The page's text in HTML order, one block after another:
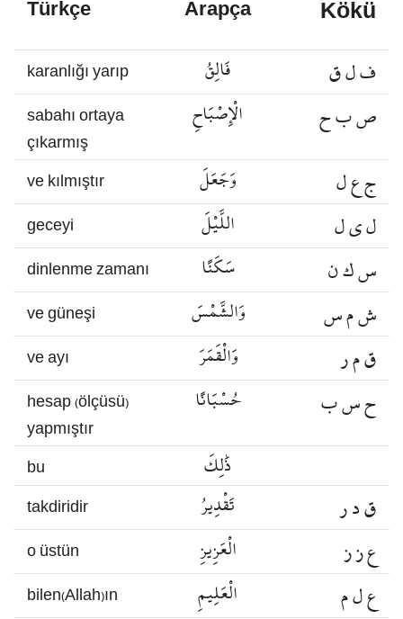
Türkçe Arapça Kökü
karanlığı yarıp فَالِقُ ف ل ق
sabahı ortaya
çıkarmış
الْإِصْبَاحِ ص ب ح
ve kılmıştır وَجَعَلَ ج ع ل
geceyi اللَّيْلَ ل ي ل
dinlenme zamanı سَكَنًا س ك ن
ve güneşi وَالشَّمْسَ ش م س
ve ayı وَالْقَمَرَ ق م ر
hesap (ölçüsü)
yapmıştır
حُسْبَانًا ح س ب
bu ذَٰلِكَ
takdiridir تَقْدِيرُ ق د ر
o üstün الْعَزِيزِ ع ز ز
bilen(Allah)ın الْعَلِيمِ ع ل م